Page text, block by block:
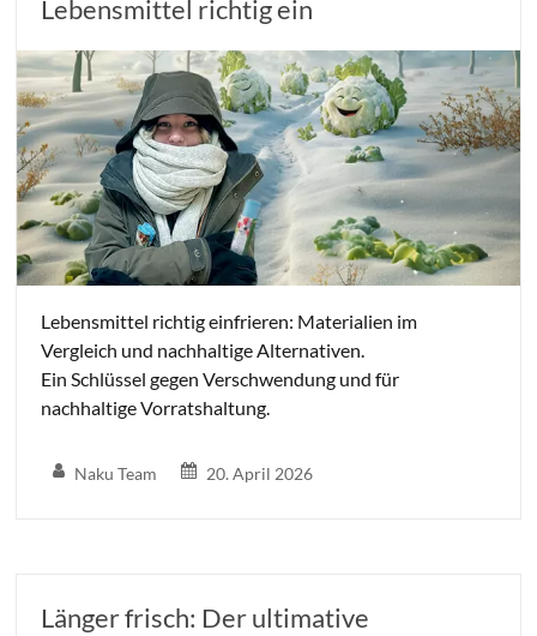
Lebensmittel richtig ein
Lebensmittel richtig einfrieren: Materialien im
Vergleich und nachhaltige Alternativen.
Ein Schlüssel gegen Verschwendung und für
nachhaltige Vorratshaltung.
Naku Team 20. April 2026
Länger frisch: Der ultimative